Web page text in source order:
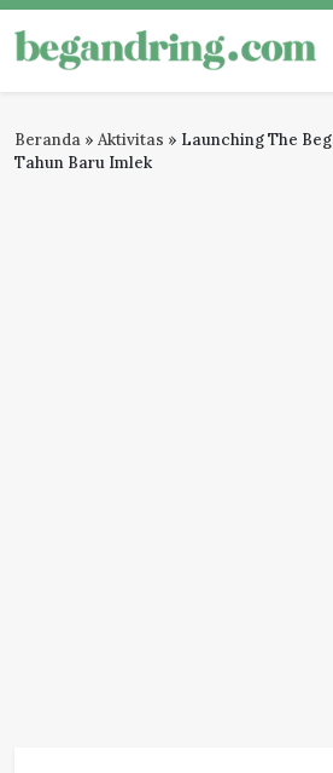
Skip
to
content
Begandring
Menjaga ingatan untuk masa depan
Beranda » Aktivitas » Launching The
Tahun Baru Imlek